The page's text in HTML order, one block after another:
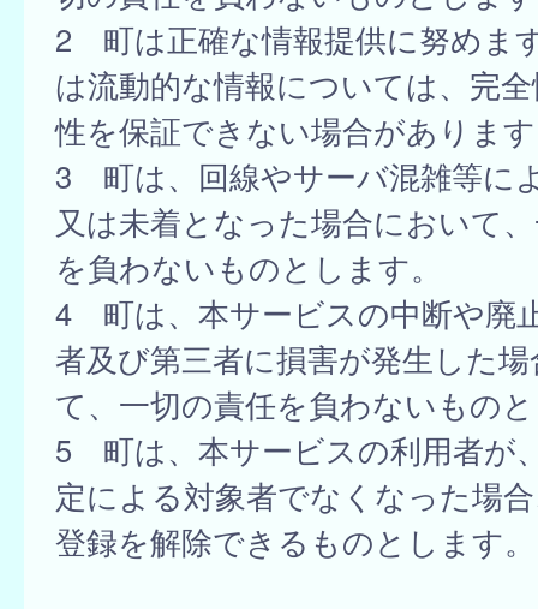
2 町は正確な情報提供に努めま
は流動的な情報については、完
性を保証できない場合がありま
3 町は、回線やサーバ混雑等に
又は未着となった場合において
を負わないものとします。
4 町は、本サービスの中断や廃
者及び第三者に損害が発生した
て、一切の責任を負わないもの
5 町は、本サービスの利用者が
定による対象者でなくなった場
登録を解除できるものとします。